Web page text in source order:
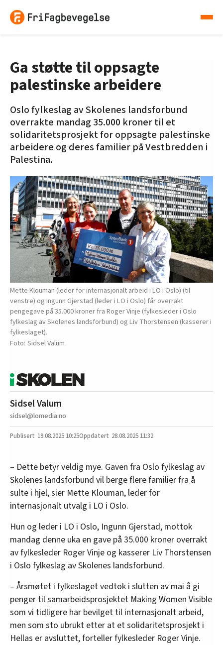
Ga støtte til oppsagte
palestinske arbeidere
Oslo fylkeslag av Skolenes landsforbund
overrakte mandag 35.000 kroner til et
solidaritetsprosjekt for oppsagte palestinske
arbeidere og deres familier på Vestbredden i
Palestina.
Mette Klouman (leder for internasjonalt arbeid i LO i Oslo) (til
venstre) og Ingunn Gjerstad (leder i LO i Oslo) får overrakt
pengegave på 35.000 kroner fra Roger Vinje (fylkesleder i Oslo
fylkeslag av Skolenes landsforbund) og Liv Thorstensen (kasserer i
fylkeslaget).
Sidsel Valum
Sidsel Valum
sidsel@lomedia.no
19.08.2025 10:25 28.08.2025 11:32
– Dette betyr veldig mye. Gaven fra Oslo fylkeslag av
Skolenes landsforbund vil berge flere familier fra å
sulte i hjel, sier Mette Klouman, leder for
internasjonalt utvalg i LO i Oslo.
Hun og leder i LO i Oslo, Ingunn Gjerstad, mottok
mandag denne uka en gave på 35.000 kroner overrakt
av fylkesleder Roger Vinje og kasserer Liv Thorstensen
i Oslo fylkeslag av Skolenes landsforbund.
– Årsmøtet i fylkeslaget vedtok i slutten av mai å gi
penger til samarbeidsprosjektet Making Women Visible
som vi tidligere har bevilget til internasjonalt arbeid,
men som sto ubrukt etter at et solidaritetsprosjekt i
Hellas er avsluttet, forteller fylkesleder Roger Vinje.